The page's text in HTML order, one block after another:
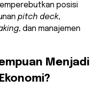
posisi
pitch deck,
, dan manajemen
Menjadi